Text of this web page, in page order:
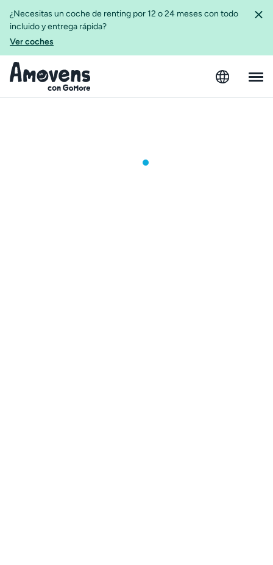
¿Necesitas un coche de renting por 12 o 24 meses con todo
incluido y entrega rápida?
Ver coches